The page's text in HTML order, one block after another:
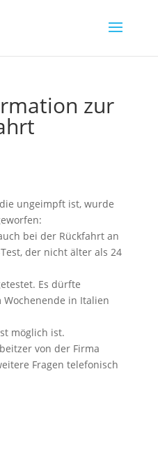
zur
ungeimpft ist, wurde
bei der Rückfahrt an
der nicht älter als 24
Es dürfte
in Italien
möglich ist.
von der Firma
Fragen telefonisch